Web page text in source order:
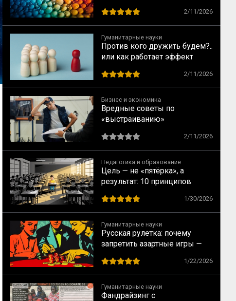
2/11/2026
Гуманитарные науки
Против кого дружить будем?..
или как работает эффект
2/11/2026
Бизнес и экономика
Вредные советы по
«выстраиванию»
века
2/11/2026
Педагогика и образование
Цель — не «пятёрка», а
результат: 10 принципов
обучении
1/30/2026
Гуманитарные науки
Русская рулетка: почему
запретить азартные игры —
понедельники
1/22/2026
Гуманитарные науки
Фандрайзинг с